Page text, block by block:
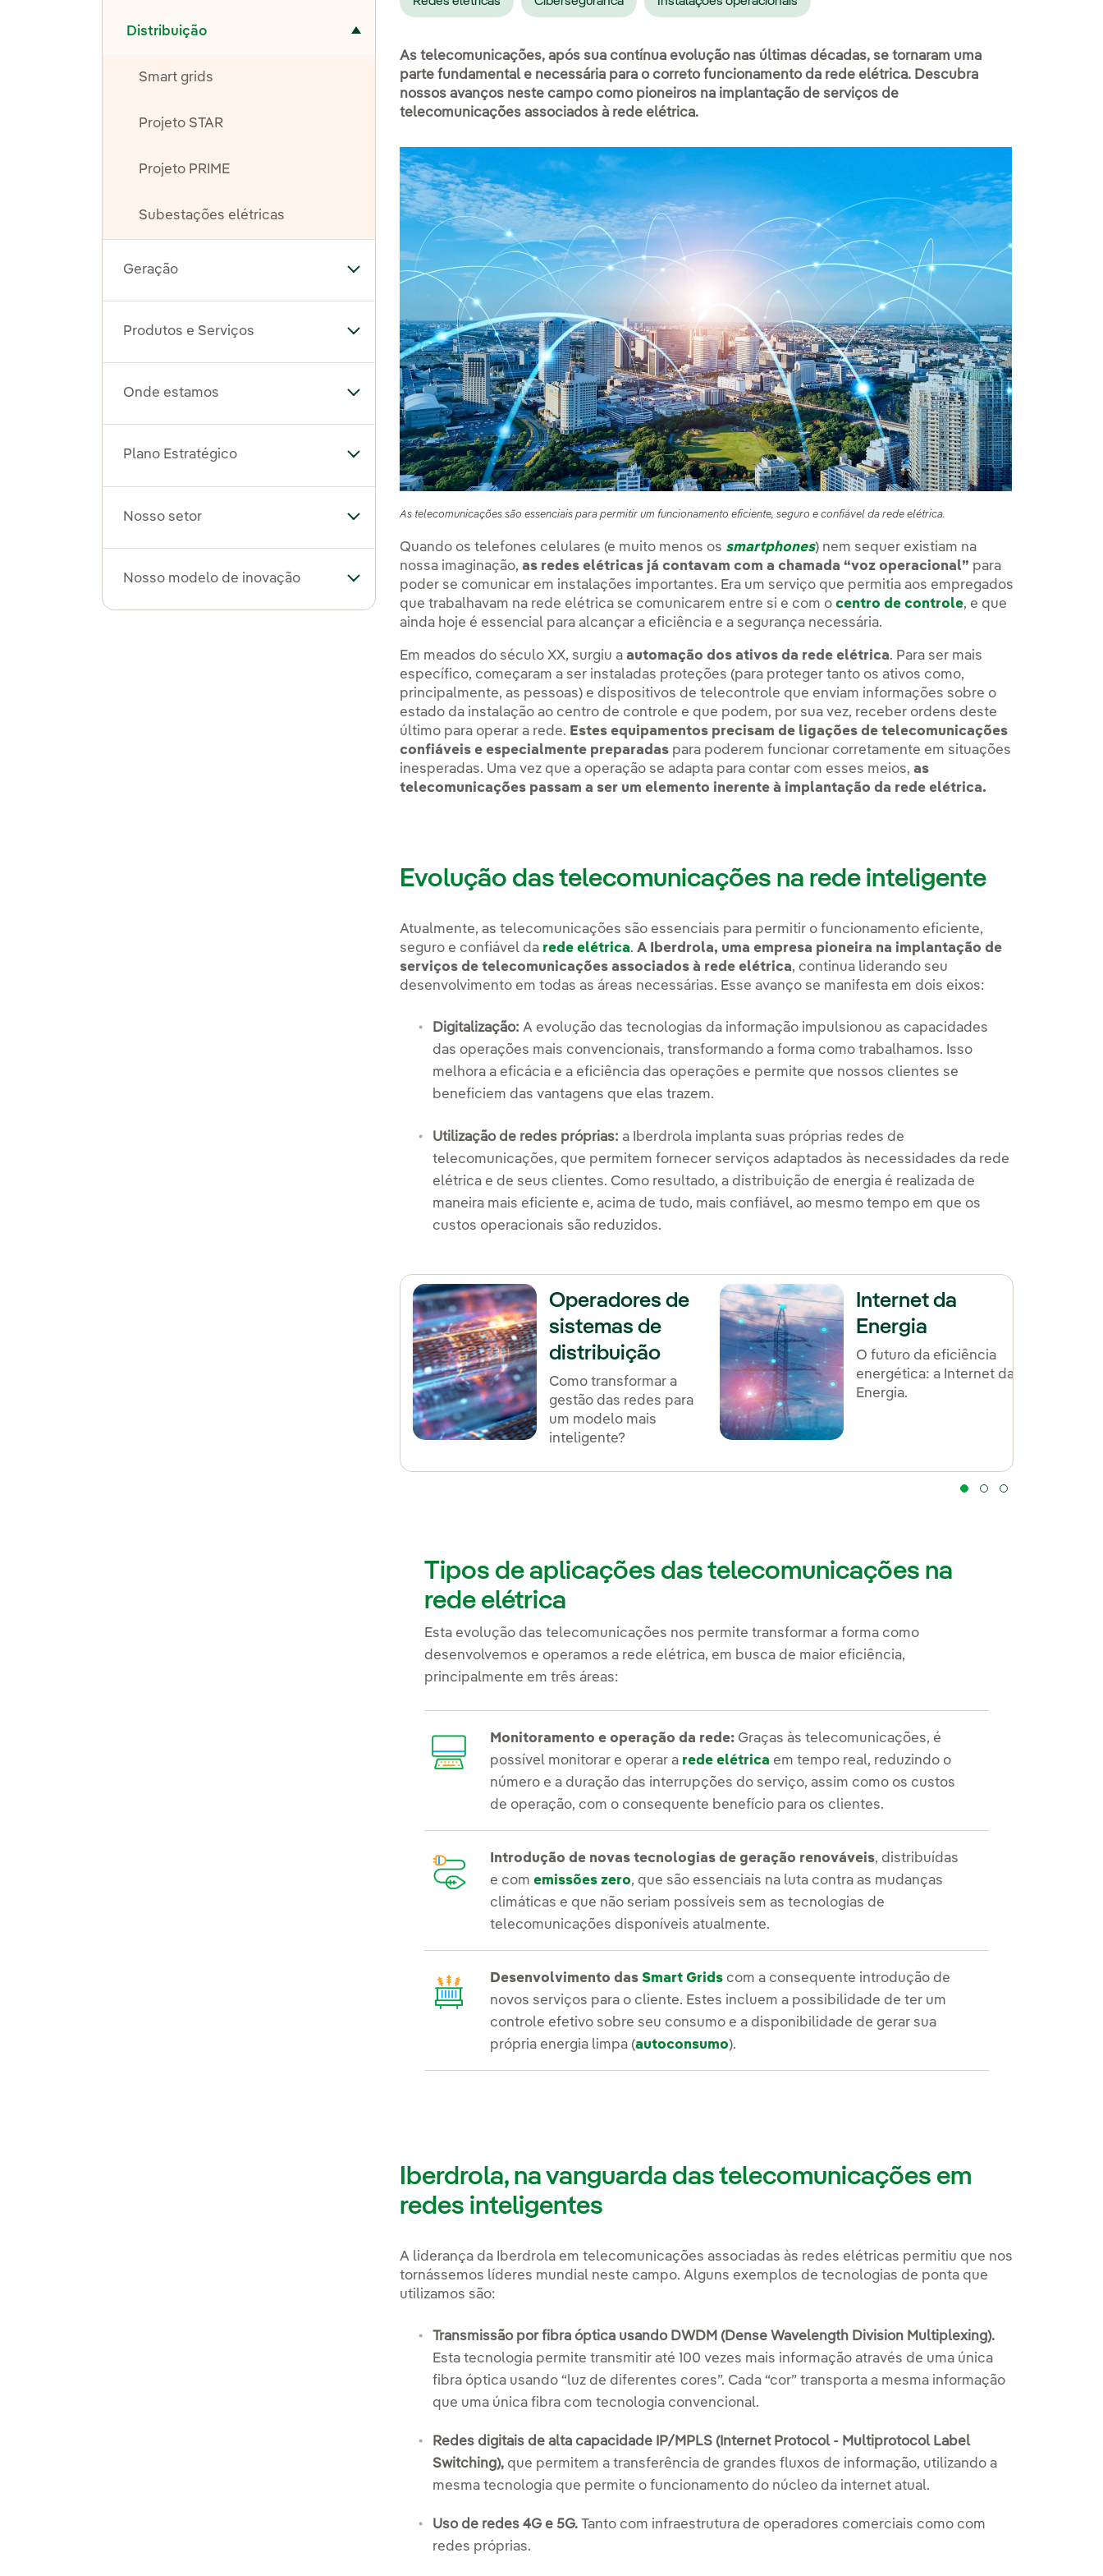
Distribuição
Smart grids
Projeto STAR
Projeto PRIME
Subestações elétricas
Geração Alternar submenu de Geração
Produtos e Serviços Alternar submenu de Produtos e Serviços
Onde estamos Alternar submenu de Onde estamos
Plano Estratégico Alternar submenu de Plano Estratégico
Nosso setor Alternar submenu de Nosso setor
Nosso modelo de inovação Alternar submenu de Nosso modelo de inovação
As telecomunicações, após sua contínua evolução nas últimas décadas, se tornaram uma
parte fundamental e necessária para o correto funcionamento da rede elétrica. Descubra
nossos avanços neste campo como pioneiros na implantação de serviços de
telecomunicações associados à rede elétrica.
As telecomunicações são essenciais para permitir um funcionamento eficiente, seguro e confiável da rede elétrica.
Quando os telefones celulares (e muito menos os smartphones) nem sequer existiam na
nossa imaginação,as redes elétricas já contavam com a chamada “voz operacional” para
poder se comunicar em instalações importantes. Era um serviço que permitia aos empregados
que trabalhavam na rede elétrica se comunicarem entre si e com ocentro de controle, e que
ainda hoje é essencial para alcançar a eficiência e a segurança necessária.
Em meados do século XX, surgiu aautomação dos ativos da rede elétrica. Para ser mais
específico, começaram a ser instaladas proteções (para proteger tanto os ativos como,
principalmente, as pessoas) e dispositivos de telecontrole que enviam informações sobre o
estado da instalação ao centro de controle e que podem, por sua vez, receber ordens deste
último para operar a rede. Estes equipamentos precisam de ligações de telecomunicações
confiáveis e especialmente preparadas para poderem funcionar corretamente em situações
inesperadas. Uma vez que a operação se adapta para contar com esses meios,as
telecomunicações passam a ser um elemento inerente à implantação da rede elétrica.
Evolução das telecomunicações na rede inteligente
Atualmente, as telecomunicações são essenciais para permitir o funcionamento eficiente,
seguro e confiável da rede elétrica.A Iberdrola, uma empresa pioneira na implantação de
serviços de telecomunicações associados à rede elétrica, continua liderando seu
desenvolvimento em todas as áreas necessárias. Esse avanço se manifesta em dois eixos:
Digitalização:A evolução das tecnologias da informação impulsionou as capacidades
das operações mais convencionais, transformando a forma como trabalhamos. Isso
melhora a eficácia e a eficiência das operações e permite que nossos clientes se
beneficiem das vantagens que elas trazem.
Utilização de redes próprias:a Iberdrola implanta suas próprias redes de
telecomunicações, que permitem fornecer serviços adaptados às necessidades da rede
elétrica e de seus clientes. Como resultado, a distribuição de energia é realizada de
maneira mais eficiente e, acima de tudo, mais confiável, ao mesmo tempo em que os
custos operacionais são reduzidos.
Operadores de
sistemas de
distribuição
(DSO)
Como transformar a
gestão das redes para
um modelo mais
inteligente?
Internet da
Energia
O futuro da eficiência
energética: a Internet da
Energia.
Tipos de aplicações das telecomunicações na
rede elétrica
Esta evolução das telecomunicações nos permite transformar a forma como
desenvolvemos e operamos a rede elétrica, em busca de maior eficiência,
principalmente em três áreas:
Monitoramento e operação da rede: Graças às telecomunicações, é
possível monitorar e operar a rede elétrica em tempo real, reduzindo o
número e a duração das interrupções do serviço, assim como os custos
de operação, com o consequente benefício para os clientes.
Introdução de novas tecnologias de geração renováveis, distribuídas
e comemissões zero, que são essenciais na luta contra as mudanças
climáticas e que não seriam possíveis sem as tecnologias de
telecomunicações disponíveis atualmente.
Desenvolvimento dasSmart Grids com a consequente introdução de
novos serviços para o cliente. Estes incluem a possibilidade de ter um
controle efetivo sobre seu consumo e a disponibilidade de gerar sua
própria energia limpa (autoconsumo).
Iberdrola, na vanguarda das telecomunicações em
redes inteligentes
A liderança da Iberdrola em telecomunicações associadas às redes elétricas permitiu que nos
tornássemos líderes mundial neste campo. Alguns exemplos de tecnologias de ponta que
utilizamos são:
Transmissão por fibra óptica usando DWDM (Dense Wavelength Division Multiplexing).
Esta tecnologia permite transmitir até 100 vezes mais informação através de uma única
fibra óptica usando “luz de diferentes cores”. Cada “cor” transporta a mesma informação
que uma única fibra com tecnologia convencional.
Redes digitais de alta capacidade IP/MPLS (Internet Protocol - Multiprotocol Label
Switching), que permitem a transferência de grandes fluxos de informação, utilizando a
mesma tecnologia que permite o funcionamento do núcleo da internet atual.
Uso de redes 4G e 5G. Tanto com infraestrutura de operadores comerciais como com
redes próprias.